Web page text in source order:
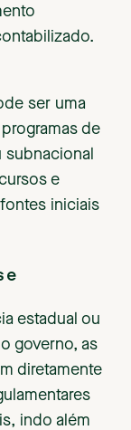
ser uma
de
subnacional
e
iniciais
e
estadual ou
governo, as
diretamente
indo além